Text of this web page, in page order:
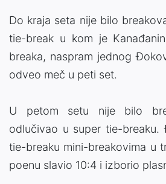
Do kraja seta nije bilo
tie-break u kom je
breaka, naspram jednog
odveo meč u peti set.
U petom setu nije bilo
odlučivao u super tie-
tie-breaku mini-breakovima u
poenu slavio 10:4 i izborio